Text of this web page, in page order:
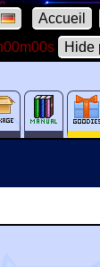
Accueil
Hide